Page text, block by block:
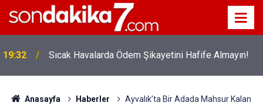
19:32 Sıcak Havalarda Ödem Şikayetini Hafife Almayın!
Anasayfa Haberler
Ayvalık’ta Bir Adada Mahsur Kalan